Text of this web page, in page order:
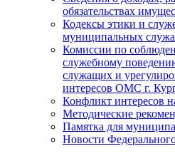
обязательствах
Кодексы этики и
муниципальных
Комиссии по
служебному
служащих и
интересов ОМС г.
Конфликт интересов
Методические
Памятка для
Новости